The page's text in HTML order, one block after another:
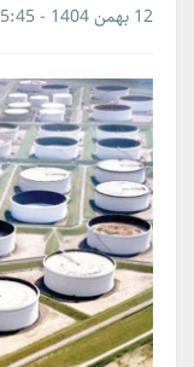
12 بهمن 1404 - 15:45